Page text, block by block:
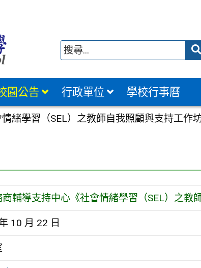
園公告 行政單位 學校行事曆
緒學習（SEL）之教師自我照顧與支持工作
輔導支持中心《社會情緒學習（SEL）之教
10 月 22 日